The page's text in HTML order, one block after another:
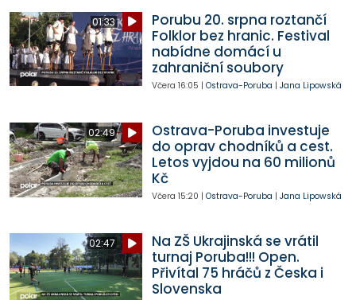
01:33
Porubu 20. srpna roztančí
Folklor bez hranic. Festival
nabídne domácí u
zahraniční soubory
Včera 16:05 | Ostrava-Poruba | Jana Lipowská
02:49
Ostrava-Poruba investuje
do oprav chodníků a cest.
Letos vyjdou na 60 milionů
Kč
Včera 15:20 | Ostrava-Poruba | Jana Lipowská
02:47
Na ZŠ Ukrajinská se vrátil
turnaj Poruba!!! Open.
Přivítal 75 hráčů z Česka i
Slovenska